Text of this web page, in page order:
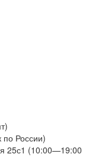
по России)
25с1 (10:00—19:00